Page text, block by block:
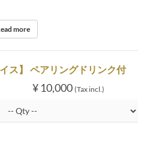
2024more
ス】 ペアリングドリンク付
¥ 10,000 (Tax incl.)